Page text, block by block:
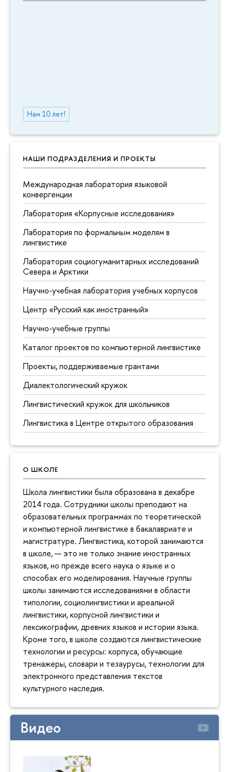
Нам 10 лет!
НАШИ ПОДРАЗДЕЛЕНИЯ И ПРОЕКТЫ
Международная лаборатория языковой
конвергенции
Лаборатория «Корпусные исследования»
Лаборатория по формальным моделям в
лингвистике
Лаборатория социогуманитарных исследований
Севера и Арктики
Научно-учебная лаборатория учебных корпусов
Центр «Русский как иностранный»
Научно-учебные группы
Каталог проектов по компьютерной лингвистике
Проекты, поддерживаемые грантами
Диалектологический кружок
Лингвистический кружок для школьников
Лингвистика в Центре открытого образования
О ШКОЛЕ
Школа лингвистики была образована в декабре
2014 года. Сотрудники школы преподают на
образовательных программах по теоретической
и компьютерной лингвистике в бакалавриате и
магистратуре. Лингвистика, которой занимаются
в школе, — это не только знание иностранных
языков, но прежде всего наука о языке и о
способах его моделирования. Научные группы
школы занимаются исследованиями в области
типологии, социолингвистики и ареальной
лингвистики, корпусной лингвистики и
лексикографии, древних языков и истории языка.
Кроме того, в школе создаются лингвистические
технологии и ресурсы: корпуса, обучающие
тренажеры, словари и тезаурусы, технологии для
электронного представления текстов
культурного наследия.
Видео